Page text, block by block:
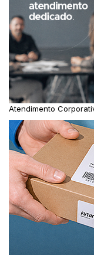
Atendimento